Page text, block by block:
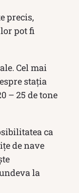
precis,
pot fi
Cel mai
stația
– 25 de tone
ca
de nave
la